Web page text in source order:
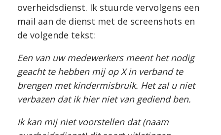
overheidsdienst. Ik stuurde vervolgens een
mail aan de dienst met de screenshots en
de volgende tekst:
Een van uw medewerkers meent het nodig
geacht te hebben mij op X in verband te
brengen met kindermisbruik. Het zal u niet
verbazen dat ik hier niet van gediend ben.
Ik kan mij niet voorstellen dat (naam